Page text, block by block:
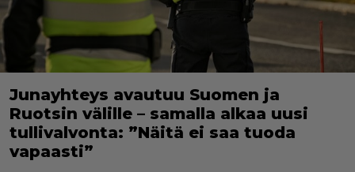
Junayhteys avautuu Suomen ja
Ruotsin välille – samalla alkaa uusi
tullivalvonta: ”Näitä ei saa tuoda
vapaasti”